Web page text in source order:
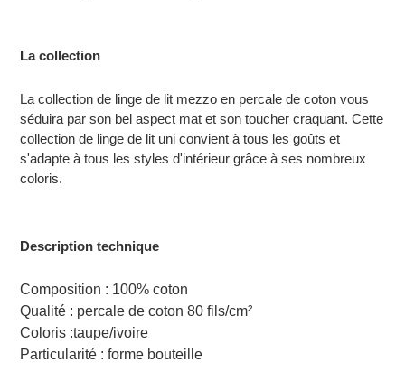
La collection
La collection de linge de lit mezzo en percale de coton vous
séduira par son bel aspect mat et son toucher craquant. Cette
collection de linge de lit uni convient à tous les goûts et
s'adapte à tous les styles d'intérieur grâce à ses nombreux
coloris.
Description technique
Composition : 100% coton
Qualité : percale de coton 80 fils/cm²
Coloris :taupe/ivoire
Particularité : forme bouteille